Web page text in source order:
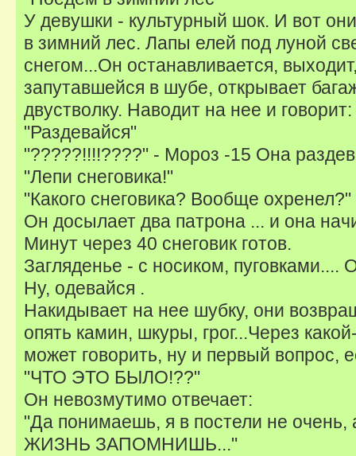
У девушки - культурный шок. И вот
в зимний лес. Лапы елей под луной
снегом...Он останавливается,
запутавшейся в шубе, открывает
двустволку. Наводит на нее и говорит:
"Раздевайся"
"?????!!!!????" - Мороз -15 Она
"Лепи снеговика!"
"Какого снеговика? Вообще охренел?"
Он досылает два патрона ... и она
Минут через 40 снеговик готов.
Загляденье - с носиком, пуговками....
Ну, одевайся .
Накидывает на нее шубку, они
опять камин, шкуры, грог...Через
может говорить, ну и первый вопрос,
"ЧТО ЭТО БЫЛО!??"
Он невозмутимо отвечает:
"Да понимаешь, я в постели не
ЖИЗНЬ ЗАПОМНИШЬ..."